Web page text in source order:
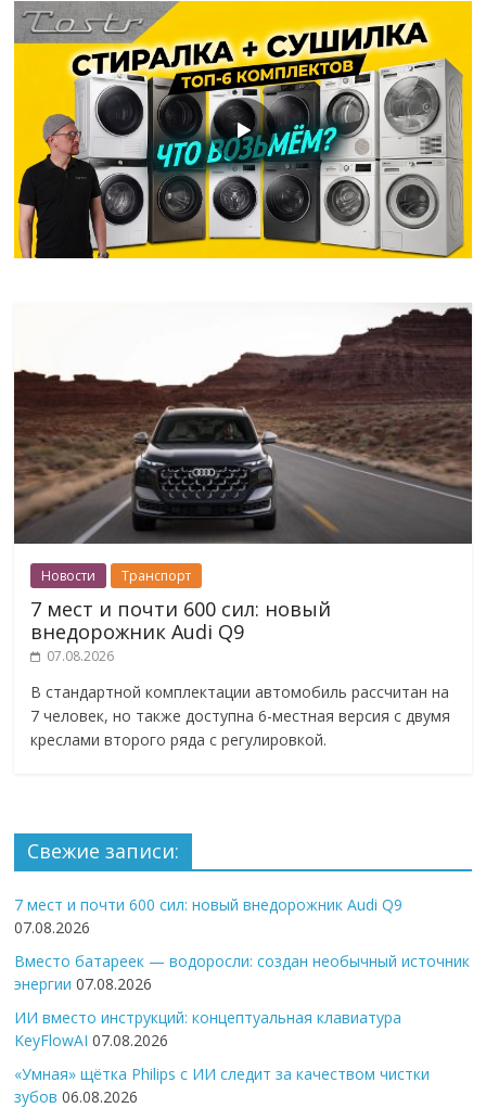
Новости Транспорт
7 мест и почти 600 сил: новый
внедорожник Audi Q9
07.08.2026
В стандартной комплектации автомобиль рассчитан на
7 человек, но также доступна 6-местная версия с двумя
креслами второго ряда с регулировкой.
Свежие записи:
7 мест и почти 600 сил: новый внедорожник Audi Q9
07.08.2026
Вместо батареек — водоросли: создан необычный источник
энергии 07.08.2026
ИИ вместо инструкций: концептуальная клавиатура
KeyFlowAI 07.08.2026
«Умная» щётка Philips с ИИ следит за качеством чистки
зубов 06.08.2026